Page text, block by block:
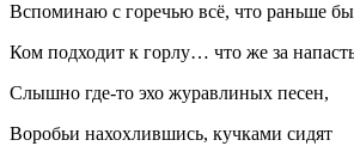
Вспоминаю с горечью всё, что раньше
Ком подходит к горлу… что же за
Слышно где-то эхо журавлиных песен,
Воробьи нахохлившись, кучками сидят